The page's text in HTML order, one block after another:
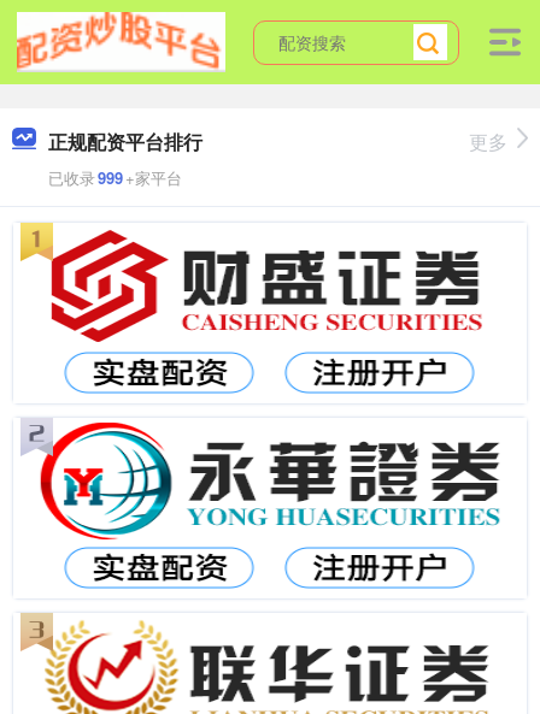
正规配资平台排行
已收录999+家平台
更多